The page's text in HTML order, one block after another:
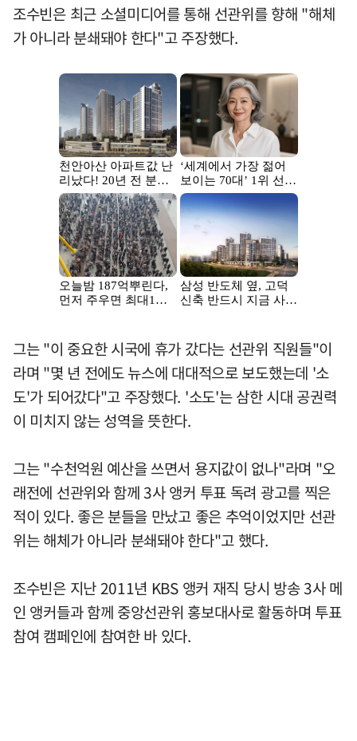
조수빈은 최근 소셜미디어를 통해 선관위를 향해 "해체
가 아니라 분쇄돼야 한다"고 주장했다.
그는 "이 중요한 시국에 휴가 갔다는 선관위 직원들"이
라며 "몇 년 전에도 뉴스에 대대적으로 보도했는데 '소
도'가 되어갔다"고 주장했다. '소도'는 삼한 시대 공권력
이 미치지 않는 성역을 뜻한다.
그는 "수천억원 예산을 쓰면서 용지값이 없나"라며 "오
래전에 선관위와 함께 3사 앵커 투표 독려 광고를 찍은
적이 있다. 좋은 분들을 만났고 좋은 추억이었지만 선관
위는 해체가 아니라 분쇄돼야 한다"고 했다.
조수빈은 지난 2011년 KBS 앵커 재직 당시 방송 3사 메
인 앵커들과 함께 중앙선관위 홍보대사로 활동하며 투표
참여 캠페인에 참여한 바 있다.